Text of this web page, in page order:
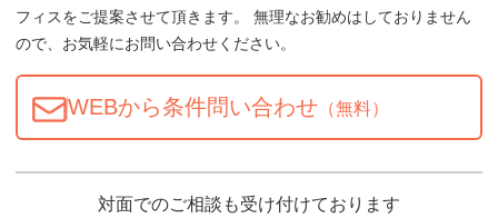
フィスをご提案させて頂きます。 無理なお勧めはしておりません
ので、お気軽にお問い合わせください。
WEBから条件問い合わせ （無料）
対面でのご相談も受け付けております